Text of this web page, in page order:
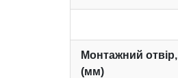
Монтажний отвір,
(мм)